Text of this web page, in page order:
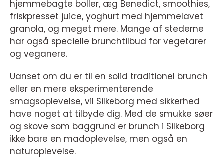
hjemmebagte boller, æg Benedict, smoothies,
friskpresset juice, yoghurt med hjemmelavet
granola, og meget mere. Mange af stederne
har også specielle brunchtilbud for vegetarer
og veganere.
Uanset om du er til en solid traditionel brunch
eller en mere eksperimenterende
smagsoplevelse, vil Silkeborg med sikkerhed
have noget at tilbyde dig. Med de smukke søer
og skove som baggrund er brunch i Silkeborg
ikke bare en madoplevelse, men også en
naturoplevelse.